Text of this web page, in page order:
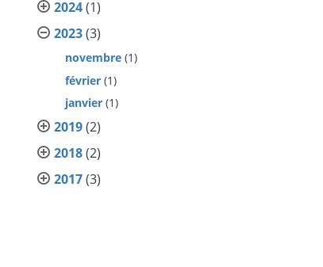
2024(1)
2023(3)
novembre (1)
février (1)
janvier (1)
2019(2)
2018(2)
2017(3)